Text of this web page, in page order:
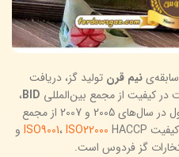
نیم قرن تولید گز، دریافت
در کیفیت از مجمع بین‌المللی
،
کیفیت محصول در سال‌های 2005 و 2007 از مجمع
ISO9001،ISO22000
HACCP و